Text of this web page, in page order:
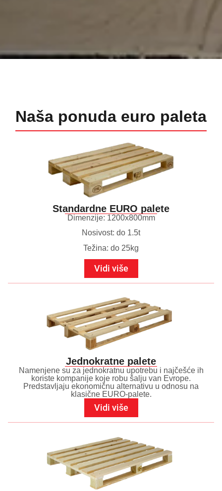
Naša ponuda euro paleta
Standardne EURO palete
Dimenzije: 1200x800mm
Nosivost: do 1.5t
Težina: do 25kg
Vidi više
Jednokratne palete
Namenjene su za jednokratnu upotrebu i najčešće ih
koriste kompanije koje robu šalju van Evrope.
Predstavljaju ekonomičnu alternativu u odnosu na
klasične EURO-palete.
Vidi više